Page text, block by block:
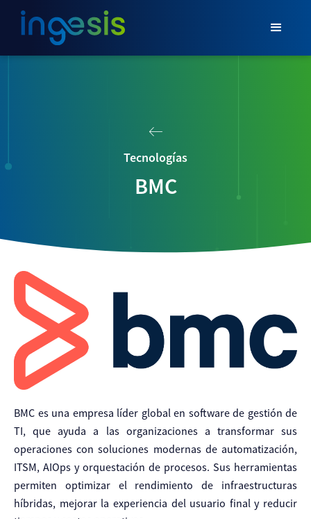
Tecnologías
BMC
BMC es una empresa líder global en software de gestión de
TI, que ayuda a las organizaciones a transformar sus
operaciones con soluciones modernas de automatización,
ITSM, AIOps y orquestación de procesos. Sus herramientas
permiten optimizar el rendimiento de infraestructuras
híbridas, mejorar la experiencia del usuario final y reducir